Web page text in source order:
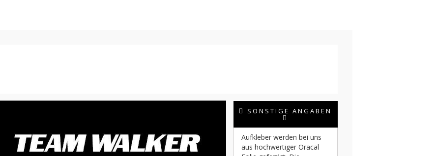
SONSTIGE ANGABEN
Aufkleber werden bei uns
aus hochwertiger Oracal